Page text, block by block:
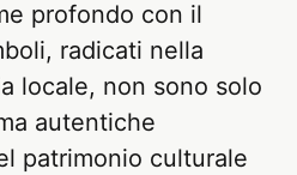
profondo con il
radicati nella
locale, non sono solo
autentiche
patrimonio culturale